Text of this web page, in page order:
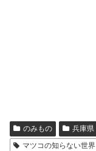
のみもの 兵庫県
マツコの知らない世界